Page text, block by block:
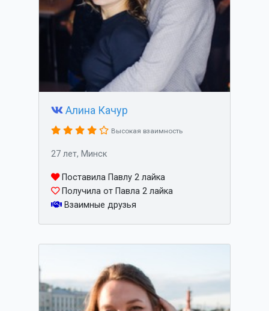
Алина Качур
Высокая взаимность
27 лет, Минск
Поставила Павлу 2 лайка
Получила от Павла 2 лайка
Взаимные друзья